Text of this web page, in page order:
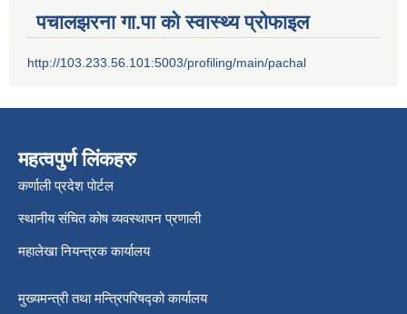
पचालझरना गा.पा को स्वास्थ्य प्रोफाइल
http://103.233.56.101:5003/profiling/main/pachal
महत्वपुर्ण लिंकहरु
कर्णाली प्रदेश पोर्टल
स्थानीय संचित कोष व्यवस्थापन प्रणाली
महालेखा नियन्त्रक कार्यालय
मुख्यमन्त्री तथा मन्त्रिपरिषद्को कार्यालय